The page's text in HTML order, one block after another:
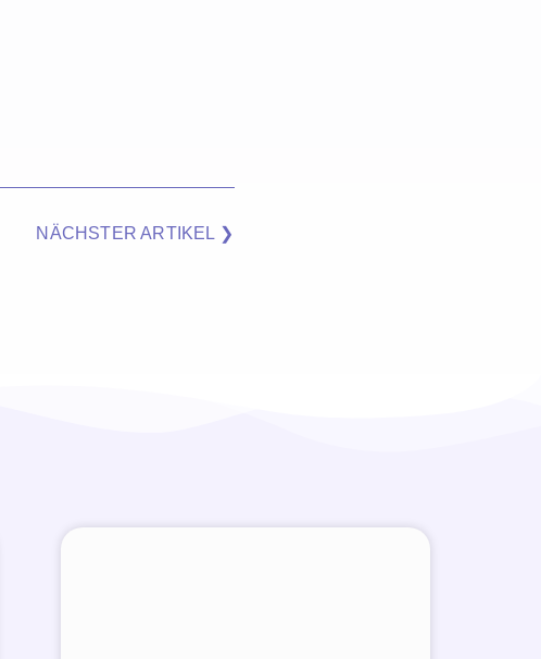
NÄCHSTER ARTIKEL ❯